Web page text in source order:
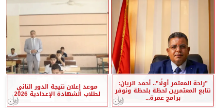
”راحة المعتمر أولًا”.. أحمد الريان:
نتابع المعتمرين لحظة بلحظة ونوفر
برامج عمرة...
موعد إعلان نتيجة الدور الثاني
لطلاب الشهادة الإعدادية 2026